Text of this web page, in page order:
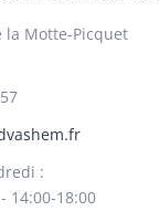
la Motte-Picquet
:
14:00-18:00